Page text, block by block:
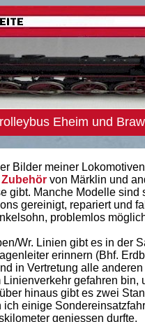
Eheim und
Bilder meiner
Zubehör von Märklin und
gibt. Manche Modelle sind
gereinigt, repariert und
problemlos
Wr. Linien gibt es in der
erinnern (Bhf.
in Vertretung alle
gefahren
hinaus gibt es zwei
ich einige
geniessen durfte.